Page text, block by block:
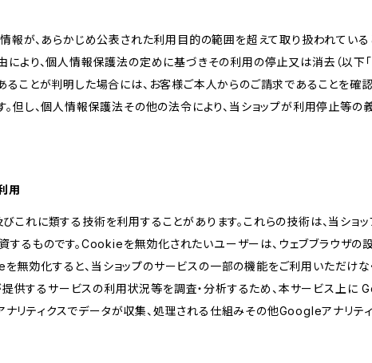
情報が、あらかじめ公表された利用目的の範囲を超えて取り扱われてい
より、個人情報保護法の定めに基づきその利用の停止又は消去（以下「
ることが判明した場合には、お客様ご本人からのご請求であることを確
但し、個人情報保護法その他の法令により、当ショップが利用停止等
用
びこれに類する技術を利用することがあります。これらの技術は、当ショ
するものです。Cookieを無効化されたいユーザーは、ウェブブラウザ
無効化すると、当ショップのサービスの一部の機能をご利用いただけな
が提供するサービスの利用状況等を調査・分析するため、本サービス
ナリティクスでデータが収集、処理される仕組みその他Googleアナリテ